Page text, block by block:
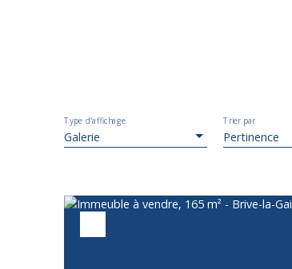
Galerie
Type d'affichage
Pertinence
Trier par